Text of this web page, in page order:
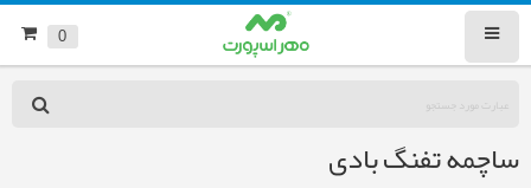
0
ساچمه تفنگ بادی